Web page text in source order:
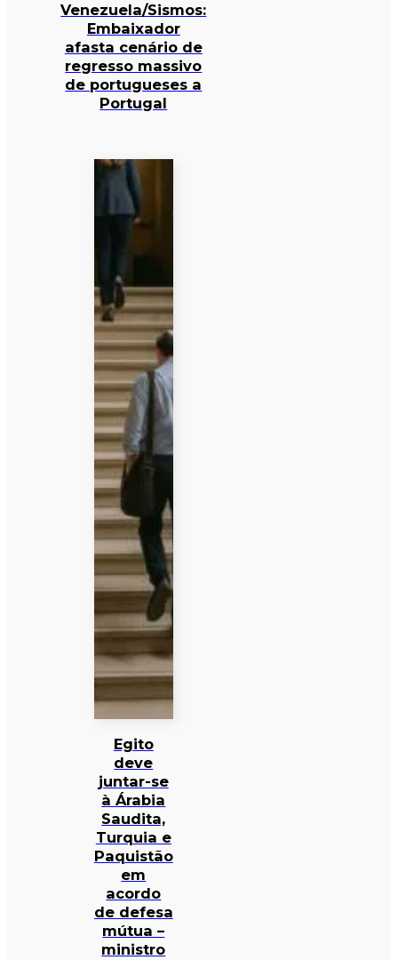
Venezuela/Sismos:
Embaixador
afasta cenário de
regresso massivo
de portugueses a
Portugal
Egito
deve
juntar-se
à Árabia
Saudita,
Turquia e
Paquistão
em
acordo
de defesa
mútua –
ministro